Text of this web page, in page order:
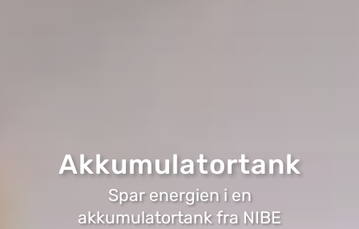
Akkumulatortank
Spar energien i en
akkumulatortank fra NIBE